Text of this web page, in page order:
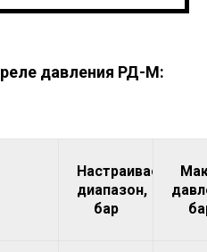
реле давления РД-М:
Настраиваемый
диапазон,
бар